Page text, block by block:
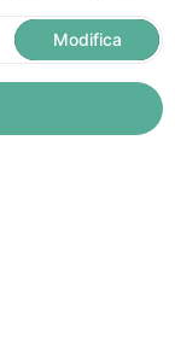
Modifica